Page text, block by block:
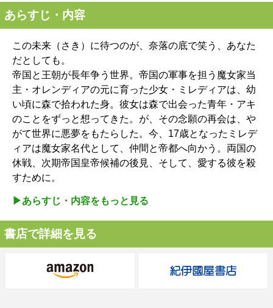
あらすじ・内容
この未来（さき）に待つのが、奈落の底で笑う、あなた
だとしても。
帝国と王朝が長年争う世界。帝国の軍事を担う魔女家当
主・オレンディアの元に育った少女・ミレディアは、幼
い頃に森で拾われた身。彼女は森で出会った青年・アキ
のことをずっと想ってきた。が、その念願の再会は、や
がて世界に悪夢をもたらした。今、17歳となったミレデ
ィアは魔女家名代として、仲間と帝都へ向かう。両国の
休戦、次期帝国皇帝候補の後見、そして、愛する彼を殺
すために。
▶︎あらすじ・内容をもっと見る
書店で詳細を見る